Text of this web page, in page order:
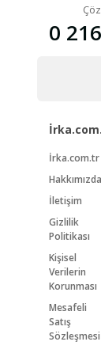
0
İrka.com.tr
Hakkımızda
İletişim
Gizlilik
Politikası
Kişisel
Verilerin
Korunması
Mesafeli
Satış
Sözleşmesi